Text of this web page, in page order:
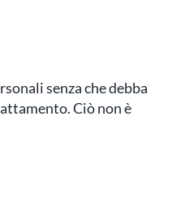
senza che debba
Ciò non è